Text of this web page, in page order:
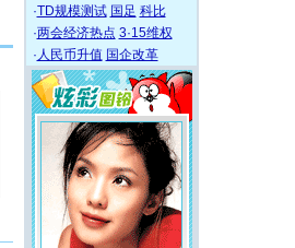
·TD规模测试 国足 科比
·两会经济热点 3·15维权
· 人民币升值 国企改革